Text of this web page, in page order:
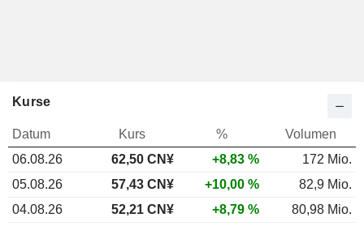
Kurse
Datum Kurs %
Volumen
06.08.26
62,50 CN¥ +8,83 %
172 Mio.
05.08.26
57,43 CN¥ +10,00 %
82,9 Mio.
04.08.26
52,21 CN¥ +8,79 %
80,98 Mio.